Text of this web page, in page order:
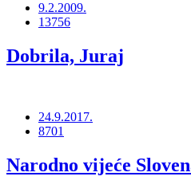
9.2.2009.
13756
Dobrila, Juraj
24.9.2017.
8701
Narodno vijeće